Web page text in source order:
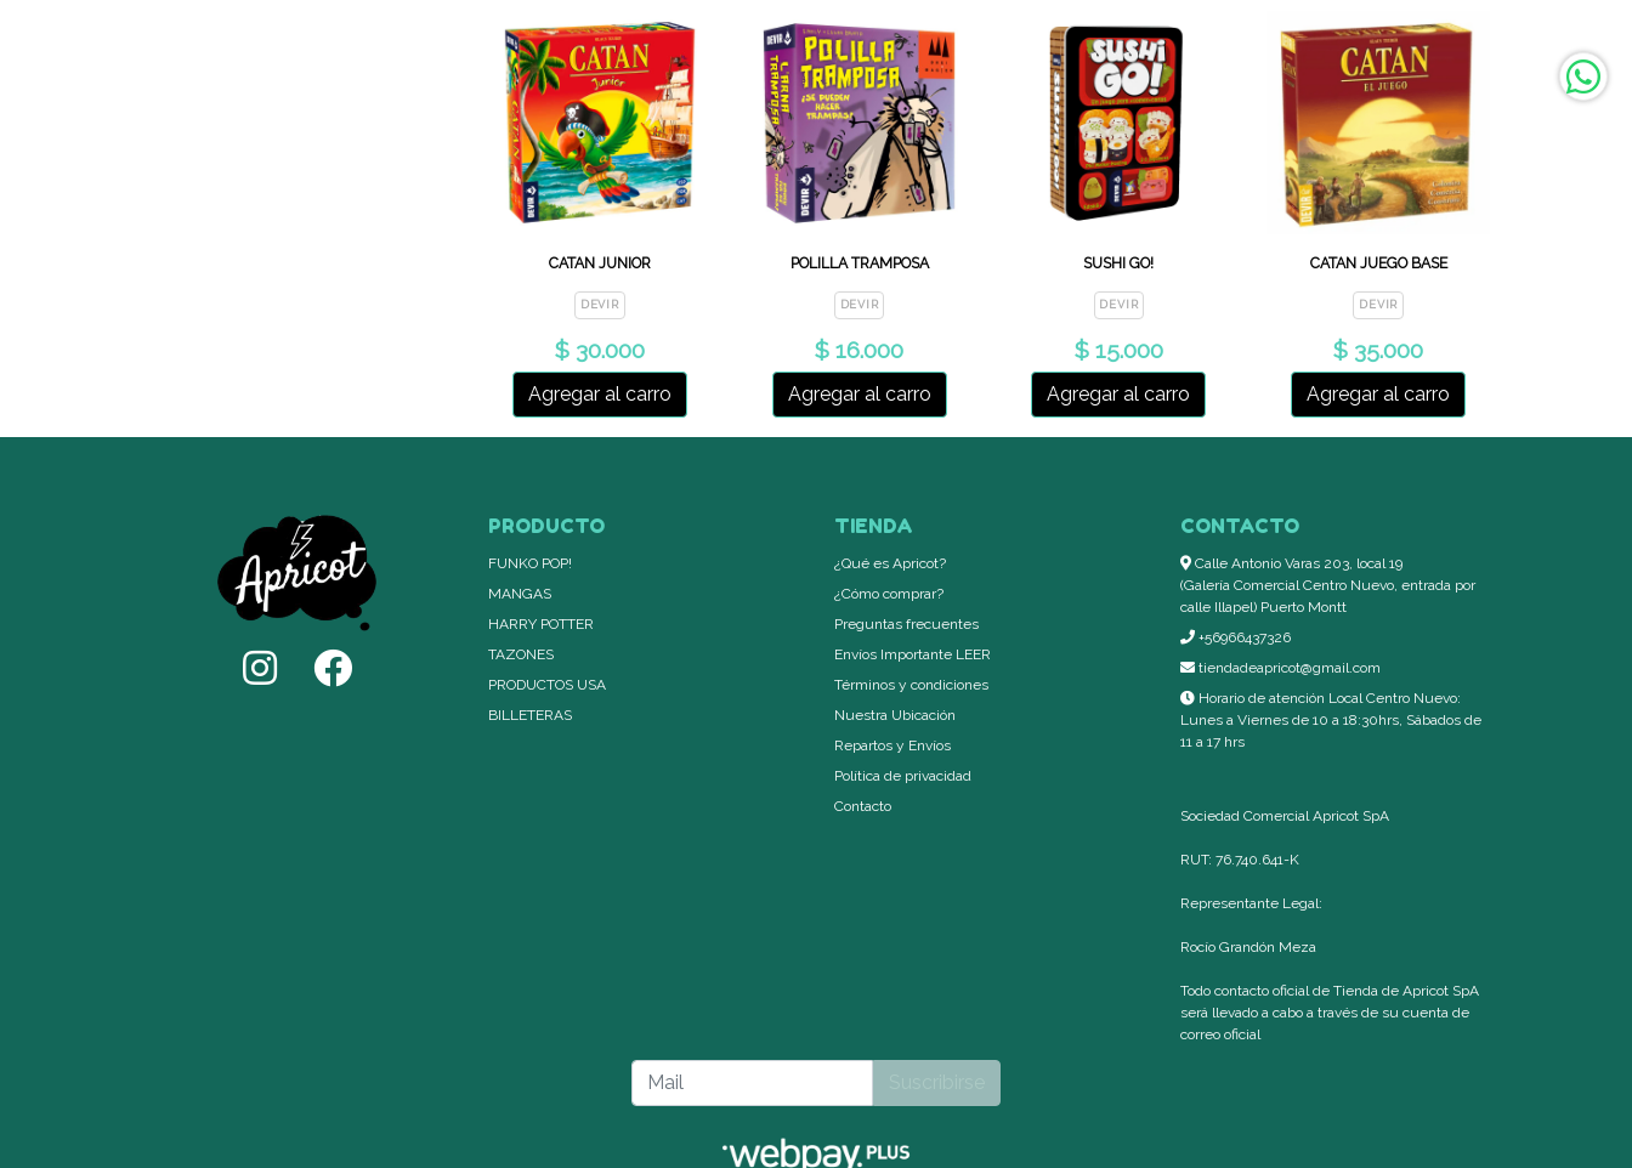
CATAN JUNIOR
DEVIR
$ 30.000
Agregar al carro
POLILLA TRAMPOSA
DEVIR
$ 16.000
Agregar al carro
SUSHI GO!
DEVIR
$ 15.000
Agregar al carro
CATAN JUEGO BASE
DEVIR
$ 35.000
Agregar al carro
PRODUCTO
FUNKO POP!
MANGAS
HARRY POTTER
TAZONES
PRODUCTOS USA
BILLETERAS
TIENDA
¿Qué es Apricot?
¿Cómo comprar?
Preguntas frecuentes
Envíos Importante LEER
Términos y condiciones
Nuestra Ubicación
Repartos y Envíos
Política de privacidad
Contacto
CONTACTO
Calle Antonio Varas 203, local 19
(Galería Comercial Centro Nuevo, entrada por
calle Illapel) Puerto Montt
+56966437326
tiendadeapricot@gmail.com
Horario de atención Local Centro Nuevo:
Lunes a Viernes de 10 a 18:30hrs, Sábados de
11 a 17 hrs
Sociedad Comercial Apricot SpA
RUT: 76.740.641-K
Representante Legal:
Rocío Grandón Meza
Todo contacto oficial de Tienda de Apricot SpA
será llevado a cabo a través de su cuenta de
correo oficial